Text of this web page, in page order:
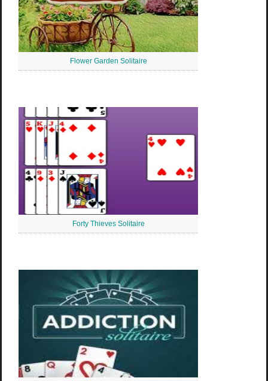
Flower Garden Solitaire
Forty Thieves Solitaire